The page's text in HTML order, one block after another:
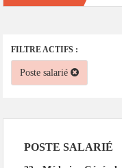
FILTRE ACTIFS :
Poste salarié
POSTE SALARIÉ